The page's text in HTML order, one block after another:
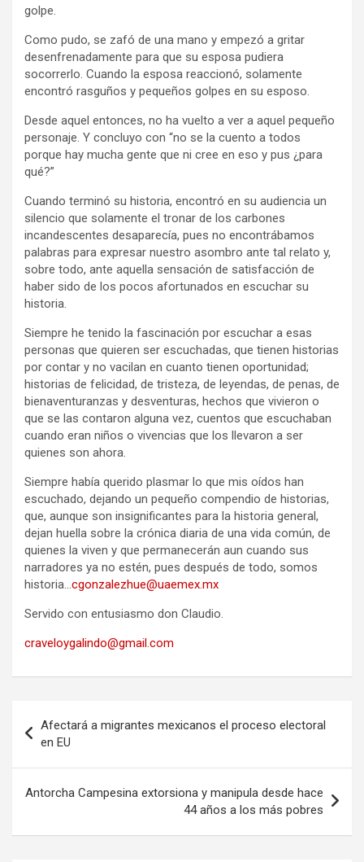
golpe.
Como pudo, se zafó de una mano y empezó a gritar
desenfrenadamente para que su esposa pudiera
socorrerlo. Cuando la esposa reaccionó, solamente
encontró rasguños y pequeños golpes en su esposo.
Desde aquel entonces, no ha vuelto a ver a aquel pequeño
personaje. Y concluyo con “no se la cuento a todos
porque hay mucha gente que ni cree en eso y pus ¿para
qué?”
Cuando terminó su historia, encontró en su audiencia un
silencio que solamente el tronar de los carbones
incandescentes desaparecía, pues no encontrábamos
palabras para expresar nuestro asombro ante tal relato y,
sobre todo, ante aquella sensación de satisfacción de
haber sido de los pocos afortunados en escuchar su
historia.
Siempre he tenido la fascinación por escuchar a esas
personas que quieren ser escuchadas, que tienen historias
por contar y no vacilan en cuanto tienen oportunidad;
historias de felicidad, de tristeza, de leyendas, de penas, de
bienaventuranzas y desventuras, hechos que vivieron o
que se las contaron alguna vez, cuentos que escuchaban
cuando eran niños o vivencias que los llevaron a ser
quienes son ahora.
Siempre había querido plasmar lo que mis oídos han
escuchado, dejando un pequeño compendio de historias,
que, aunque son insignificantes para la historia general,
dejan huella sobre la crónica diaria de una vida común, de
quienes la viven y que permanecerán aun cuando sus
narradores ya no estén, pues después de todo, somos
historia…cgonzalezhue@uaemex.mx
Servido con entusiasmo don Claudio.
craveloygalindo@gmail.com
de
entradas
Afectará a migrantes mexicanos el proceso electoral
en EU
Antorcha Campesina extorsiona y manipula desde hace
44 años a los más pobres